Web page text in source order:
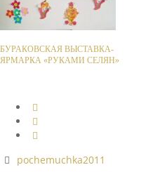
БУРАКОВСКАЯ ВЫСТАВКА-
ЯРМАРКА «РУКАМИ СЕЛЯН»
pochemuchka2011